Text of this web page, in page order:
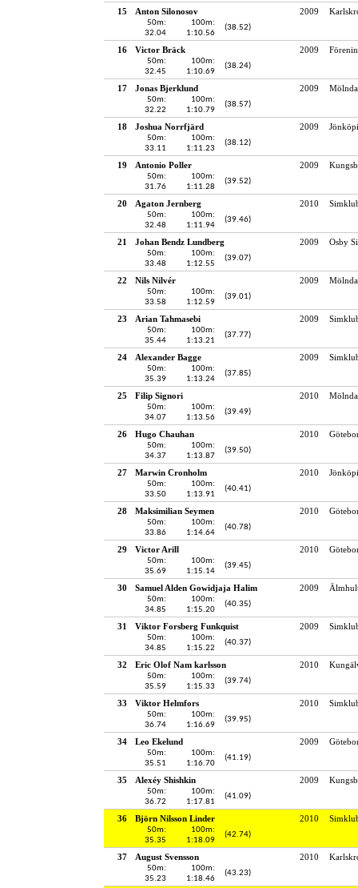
15 Anton Silonosov 2009
50m:
32.04
100m:
1:10.56
(38.52)
16 Victor Bräck 2009
50m:
32.45
100m:
1:10.69
(38.24)
17 Jonas Bjerklund 2009
50m:
32.22
100m:
1:10.79
(38.57)
18 Joshua Norrfjärd 2009
50m:
33.11
100m:
1:11.23
(38.12)
19 Antonio Poller 2009
50m:
31.76
100m:
1:11.28
(39.52)
20 Agaton Jernberg 2010
50m:
32.48
100m:
1:11.94
(39.46)
21 Johan Bendz Lundberg 2009 Osby
50m:
33.48
100m:
1:12.55
(39.07)
22 Nils Nilvér 2009
50m:
33.58
100m:
1:12.59
(39.01)
23 Arian Tahmasebi 2009
50m:
35.44
100m:
1:13.21
(37.77)
24 Alexander Bagge 2009
50m:
35.39
100m:
1:13.24
(37.85)
25 Filip Signori 2010
50m:
34.07
100m:
1:13.56
(39.49)
26 Hugo Chauhan 2010
50m:
34.37
100m:
1:13.87
(39.50)
27 Marwin Cronholm 2010
50m:
33.50
100m:
1:13.91
(40.41)
28 Maksimilian Seymen 2010
50m:
33.86
100m:
1:14.64
(40.78)
29 Victor Arill 2010
50m:
35.69
100m:
1:15.14
(39.45)
30 Samuel Alden Gowidjaja Halim 2009
50m:
34.85
100m:
1:15.20
(40.35)
31 Viktor Forsberg Funkquist 2009
50m:
34.85
100m:
1:15.22
(40.37)
32 Eric Olof Nam karlsson 2010
50m:
35.59
100m:
1:15.33
(39.74)
33 Viktor Helmfors 2010
50m:
36.74
100m:
1:16.69
(39.95)
34 Leo Ekelund 2009
50m:
35.51
100m:
1:16.70
(41.19)
35 Alexéy Shishkin 2009
50m:
36.72
100m:
1:17.81
(41.09)
36 Björn Nilsson Linder 2010
50m:
35.35
100m:
1:18.09
(42.74)
37 August Svensson 2010
50m:
35.23
100m:
1:18.46
(43.23)